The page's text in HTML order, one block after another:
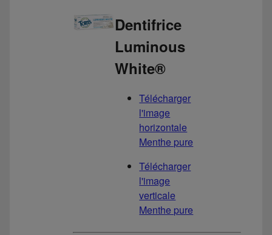
Dentifrice
Luminous
White®
Télécharger
l'image
horizontale
Menthe pure
Télécharger
l'image
verticale
Menthe pure